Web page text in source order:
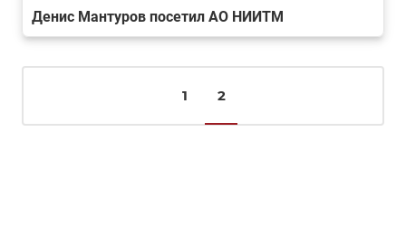
Денис Мантуров посетил АО НИИТМ
1 2